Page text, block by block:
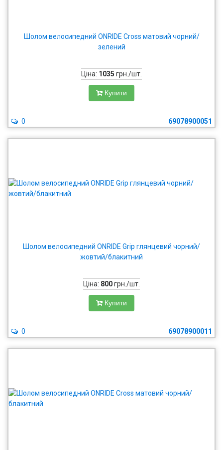
Шолом велосипедний ONRIDE Cross матовий чорний/
зелений
Ціна: 1035 грн./шт.
Купити
69078900051
0
Шолом велосипедний ONRIDE Grip глянцевий чорний/
жовтий/блакитний
Ціна: 800грн./шт.
Купити
69078900011
0